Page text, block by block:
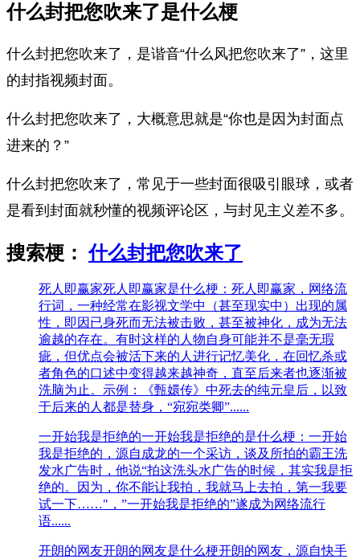
什么封把您吹来了是什么梗
什么封把您吹来了，是谐音“什么风把您吹来了”，这里
的封指视频封面。
什么封把您吹来了，大概意思就是“你也是‌‌‌‌‌‌‌‌‌‌因为封面点
进来的？”
什么封把您吹来了，常见于一些封面很吸引眼球，或者
是看到封面就秒懂的视频评论区，与封见主义差不多。
搜索梗：什么封把您吹来了
死人即赢家死人即赢家是什么梗：死人即赢家，网络流
行词，一种经常在影视文学中（甚至现实中）出现的属
性，即因已身死而无法被击败，甚至被神化，成为无法
逾越的存在。有时这样的人物自身可能并不是毫无瑕
疵，但优点会被活下来的人进行记忆美化，在回忆杀或
者角色的口述中变得越来越神奇，直至后来者也逐渐被
洗脑为止。示例：《甄嬛传》中死去的纯元皇后，以致
于后来的人都是替身，“宛宛类卿”......
一开始我是拒绝的一开始我是拒绝的是什么梗：一开始
我是拒绝的，源自成龙的一个采访，谈及所拍的霸王洗
发水广告时，他说“拍这洗头水广告的时候，其实我是拒
绝的。因为，你不能让我拍，我就马上去拍，第一我要
试一下……"，”一开始我是拒绝的”遂成为网络流行
语......
开朗的网友开朗的网友是什么梗​开朗的网友，源自快手